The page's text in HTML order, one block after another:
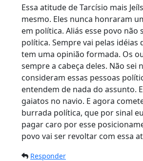
Essa atitude de Tarcísio mais
mesmo. Eles nunca honraram
em política. Aliás esse povo não
política. Sempre vai pelas idéias
tem uma opinião formada. Os
sempre a cabeça deles. Não sei
consideram essas pessoas
entendem de nada do assunto.
gaiatos no navio. E agora
burrada política, que por sinal
pagar caro por esse
povo vai ser revoltar com essa
Responder